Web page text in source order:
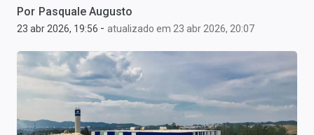
Anuncie
Últimas Notícias
Newsletters
Por Pasquale Augusto
23 abr 2026, 19:56 - atualizado em 23 abr 2026, 20:07